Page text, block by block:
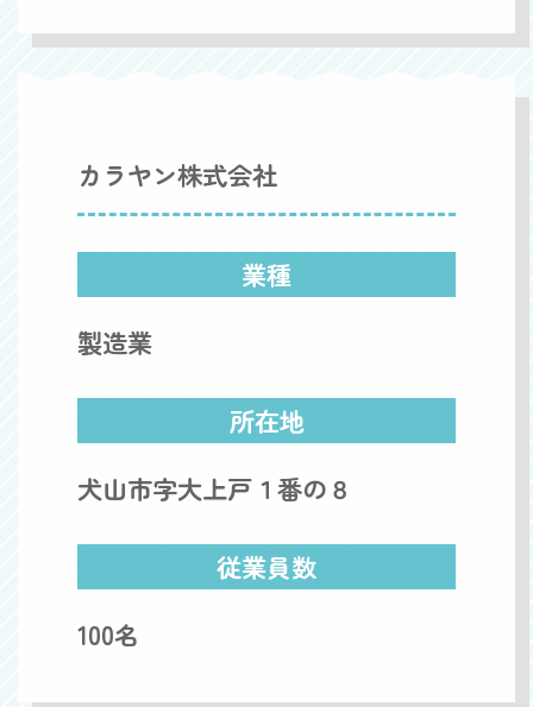
カラヤン株式会社
業種
製造業
所在地
犬山市字大上戸１番の８
従業員数
100名